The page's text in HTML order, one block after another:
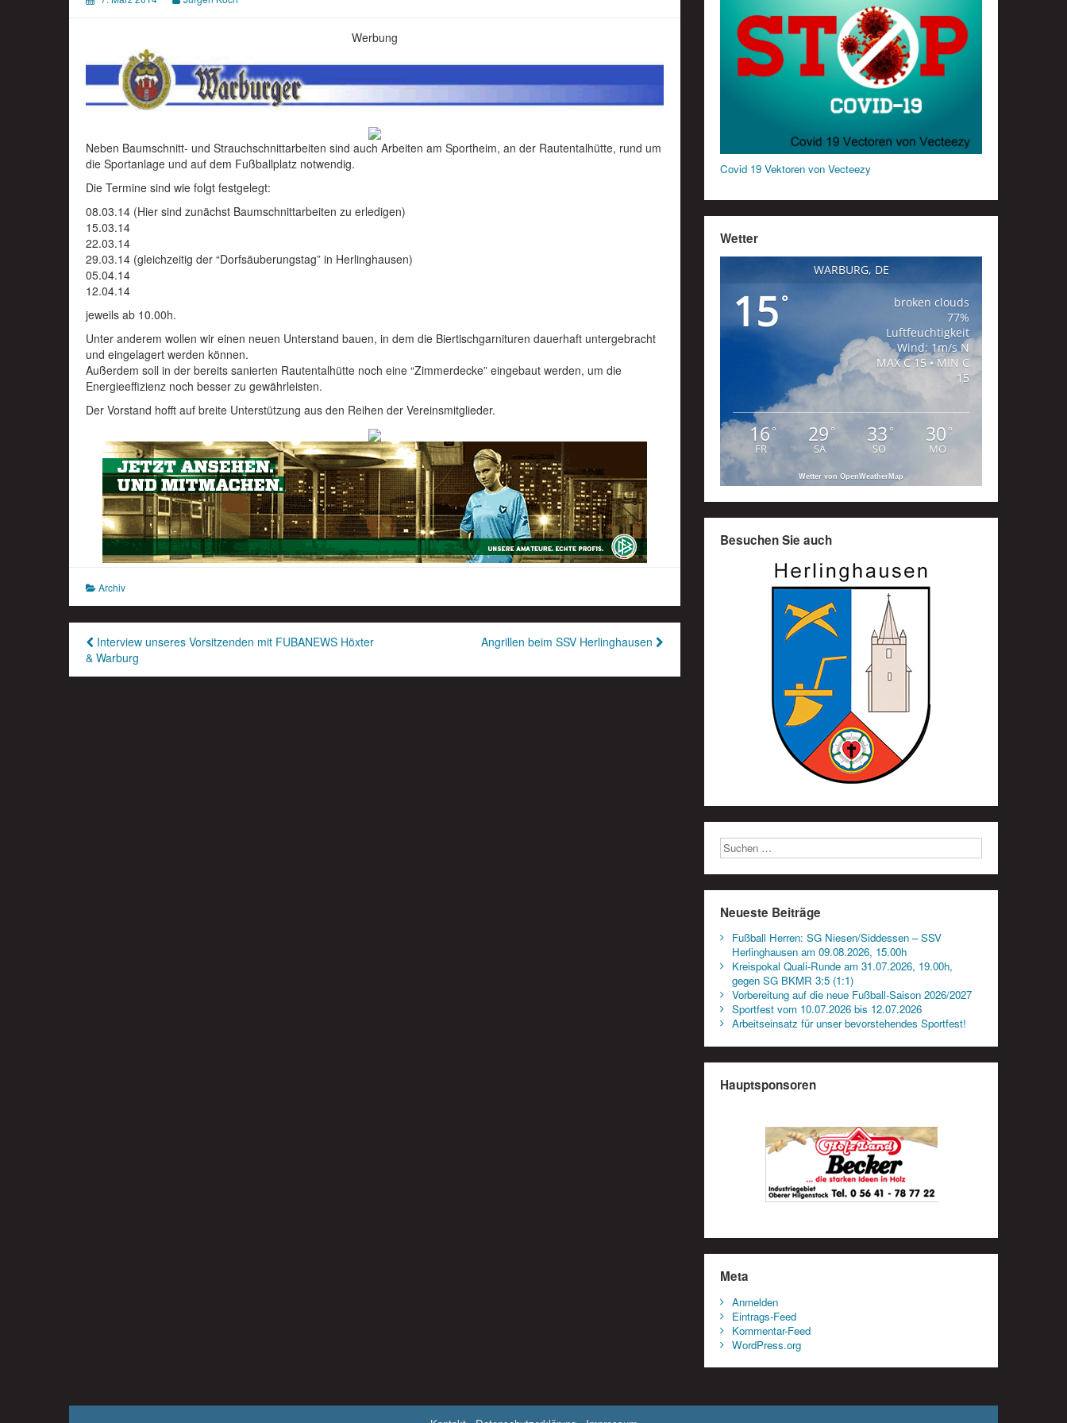
Werbung
Neben Baumschnitt- und Strauchschnittarbeiten sind auch Arbeiten am Sportheim, an der Rautentalhütte, rund um
die Sportanlage und auf dem Fußballplatz notwendig.
Die Termine sind wie folgt festgelegt:
08.03.14 (Hier sind zunächst Baumschnittarbeiten zu erledigen)
15.03.14
22.03.14
29.03.14 (gleichzeitig der “Dorfsäuberungstag” in Herlinghausen)
05.04.14
12.04.14
jeweils ab 10.00h.
Unter anderem wollen wir einen neuen Unterstand bauen, in dem die Biertischgarnituren dauerhaft untergebracht
und eingelagert werden können.
Außerdem soll in der bereits sanierten Rautentalhütte noch eine “Zimmerdecke” eingebaut werden, um die
Energieeffizienz noch besser zu gewährleisten.
Der Vorstand hofft auf breite Unterstützung aus den Reihen der Vereinsmitglieder.
Archiv
Beitragsnavigation
Interview unseres Vorsitzenden mit FUBANEWS Höxter
& Warburg
Angrillen beim SSV Herlinghausen
Covid 19 Vektoren von Vecteezy
Wetter
WARBURG, DE
15°
broken clouds
77%
Luftfeuchtigkeit
Wind: 1m/s N
MAX C 15 • MIN C
15
16°
FR
29°
SA
33 °
SO
30 °
MO
Wetter von OpenWeatherMap
Besuchen Sie auch
Neueste Beiträge
Fußball Herren: SG Niesen/Siddessen – SSV
Herlinghausen am 09.08.2026, 15.00h
Kreispokal Quali-Runde am 31.07.2026, 19.00h,
gegen SG BKMR 3:5 (1:1)
Vorbereitung auf die neue Fußball-Saison 2026/2027
Sportfest vom 10.07.2026 bis 12.07.2026
Arbeitseinsatz für unser bevorstehendes Sportfest!
Hauptsponsoren
Meta
Anmelden
Eintrags-Feed
Kommentar-Feed
WordPress.org